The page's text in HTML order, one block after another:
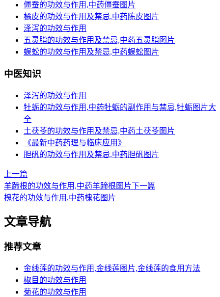
僵蚕的功效与作用,中药僵蚕图片
橘皮的功效与作用及禁忌,中药陈皮图片
泽泻的功效与作用
五灵脂的功效与作用及禁忌,中药五灵脂图片
蜈蚣的功效与作用及禁忌,中药蜈蚣图片
中医知识
泽泻的功效与作用
牡蛎的功效与作用,中药牡蛎的副作用与禁忌,牡蛎图片大
全
土茯苓的功效与作用及禁忌,中药土茯苓图片
《最新中药药理与临床应用》
胆矾的功效与作用及禁忌,中药胆矾图片
上一篇
羊蹄根的功效与作用,中药羊蹄根图片下一篇
槐花的功效与作用,中药槐花图片
文章导航
推荐文章
金线莲的功效与作用,金线莲图片,金线莲的食用方法
椒目的功效与作用
菊花的功效与作用